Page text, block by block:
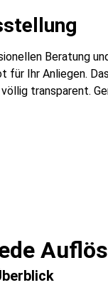
Beratung
für Ihr Anliegen.
transparent.